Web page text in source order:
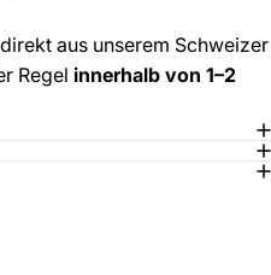
aus unserem Schweizer
Regel innerhalb von 1–2